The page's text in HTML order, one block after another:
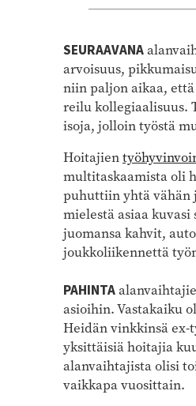
SEURAAVANA
arvoisuus,
niin paljon aikaa,
reilu kollegiaalisuus.
isoja, jolloin työstä
Hoitajien
multitaskaamista oli
puhuttiin yhtä vähän
mielestä asiaa
juomansa kahvit,
joukkoliikennettä
PAHINTA
asioihin. Vastakaiku
Heidän vinkkinsä
yksittäisiä hoitajia
alanvaihtajista olisi
vaikkapa vuosittain.